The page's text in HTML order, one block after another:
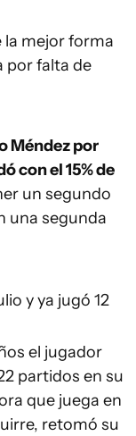
la mejor forma
por falta de
Méndez por
con el 15% de
un segundo
una segunda
y ya jugó 12
el jugador
partidos en su
que juega en
retomó su